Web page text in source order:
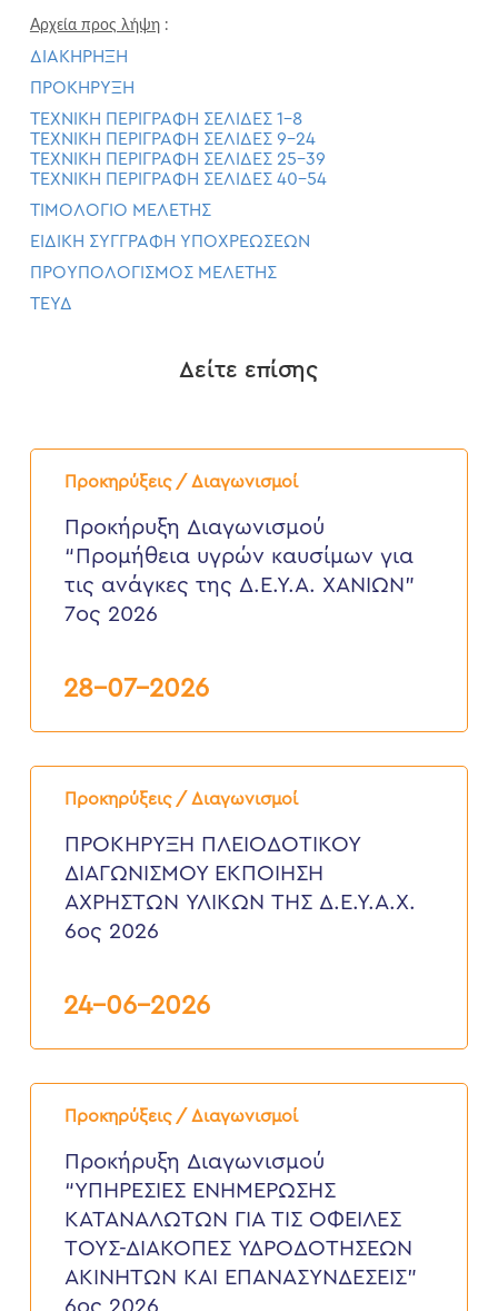
Αρχεία προς λήψη:
ΔΙΑΚΗΡΗΞΗ
ΠΡΟΚΗΡΥΞΗ
ΤΕΧΝΙΚΗ ΠΕΡΙΓΡΑΦΗ ΣΕΛΙΔΕΣ 1-8
ΤΕΧΝΙΚΗ ΠΕΡΙΓΡΑΦΗ ΣΕΛΙΔΕΣ 9-24
ΤΕΧΝΙΚΗ ΠΕΡΙΓΡΑΦΗ ΣΕΛΙΔΕΣ 25-39
ΤΕΧΝΙΚΗ ΠΕΡΙΓΡΑΦΗ ΣΕΛΙΔΕΣ 40-54
ΤΙΜΟΛΟΓΙΟ ΜΕΛΕΤΗΣ
ΕΙΔΙΚΗ ΣΥΓΓΡΑΦΗ ΥΠΟΧΡΕΩΣΕΩΝ
ΠΡΟΥΠΟΛΟΓΙΣΜΟΣ ΜΕΛΕΤΗΣ
ΤΕΥΔ
Δείτε επίσης
Προκηρύξεις / Διαγωνισμοί
Προκήρυξη
Διαγωνισμού
υγρών
καυσίμων
ανάγκες
2026
Προκήρυξη Διαγωνισμού
“Προμήθεια υγρών καυσίμων για
τις ανάγκες της Δ.Ε.Υ.Α. ΧΑΝΙΩΝ”
7ος 2026
28-07-2026
Προκηρύξεις / Διαγωνισμοί
ΠΡΟΚΗΡΥΞΗ
ΠΛΕΙΟΔΟΤΙΚΟΥ
ΕΚΠΟΙΗΣΗ
ΑΧΡΗΣΤΩΝ
ΥΛΙΚΩΝ
Δ.Ε.Υ.Α.Χ.
ΠΡΟΚΗΡΥΞΗ ΠΛΕΙΟΔΟΤΙΚΟΥ
ΔΙΑΓΩΝΙΣΜΟΥ ΕΚΠΟΙΗΣΗ
ΑΧΡΗΣΤΩΝ ΥΛΙΚΩΝ ΤΗΣ Δ.Ε.Υ.Α.Χ.
6ος 2026
24-06-2026
Προκηρύξεις / Διαγωνισμοί
Προκήρυξη
Διαγωνισμού
ΕΝΗΜΕΡΩΣΗΣ
ΚΑΤΑΝΑΛΩΤΩΝ
ΟΦΕΙΛΕΣ
ΤΟΥΣ-
ΔΙΑΚΟΠΕΣ
Προκήρυξη Διαγωνισμού
“ΥΠΗΡΕΣΙΕΣ ΕΝΗΜΕΡΩΣΗΣ
ΚΑΤΑΝΑΛΩΤΩΝ ΓΙΑ ΤΙΣ ΟΦΕΙΛΕΣ
ΤΟΥΣ-ΔΙΑΚΟΠΕΣ ΥΔΡΟΔΟΤΗΣΕΩΝ
ΑΚΙΝΗΤΩΝ ΚΑΙ ΕΠΑΝΑΣΥΝΔΕΣΕΙΣ”
6ος 2026